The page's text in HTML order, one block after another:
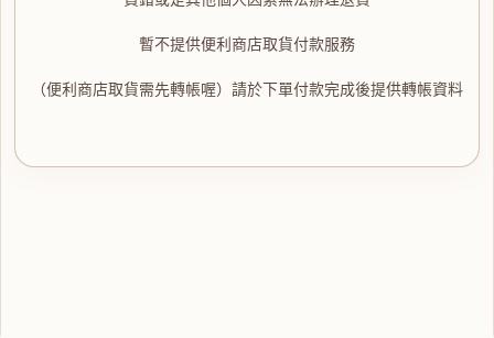
暫不提供便利商店取貨付款服務
（便利商店取貨需先轉帳喔）請於下單付款完成後提供轉帳資料